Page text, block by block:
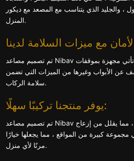
، والجليد الذي يتناسب مع المصعد مع ديكور
المنزل.
مع ميزات السلامة لدينا
تم تصميم مصاعد Nibav مع مراعاة السلامة. تأتي مجهزة بموقفات
عن الأبواب وغيرها من الميزات التي تضمن
سلامة الركاب.
يوفر منتجنا تركيبًا سهلًا:
تم تصميم مصاعد Nibav لتكون سهلة التركيب ، مما يقلل من إزعاج
مجموعة كبيرة من المواقع ، مما يجعلها خيارًا
مرنًا لأي منزل.